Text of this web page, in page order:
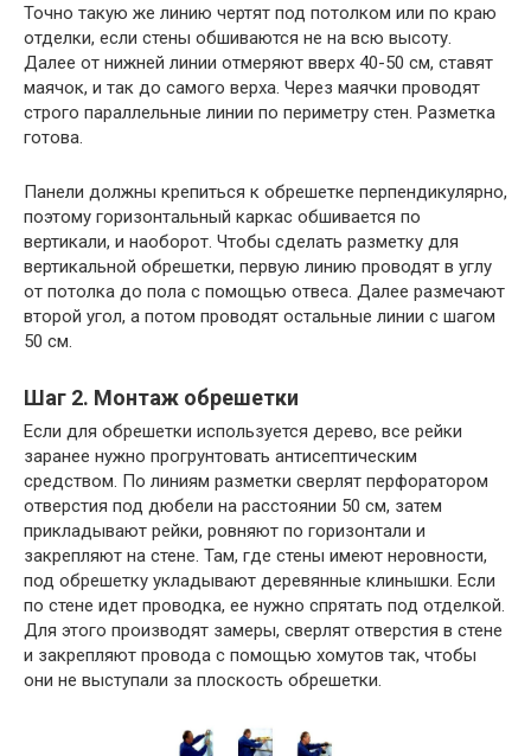
Точно такую же линию чертят под потолком или по краю
отделки, если стены обшиваются не на всю высоту.
Далее от нижней линии отмеряют вверх 40-50 см, ставят
маячок, и так до самого верха. Через маячки проводят
строго параллельные линии по периметру стен. Разметка
готова.
Панели должны крепиться к обрешетке перпендикулярно,
поэтому горизонтальный каркас обшивается по
вертикали, и наоборот. Чтобы сделать разметку для
вертикальной обрешетки, первую линию проводят в углу
от потолка до пола с помощью отвеса. Далее размечают
второй угол, а потом проводят остальные линии с шагом
50 см.
Шаг 2. Монтаж обрешетки
Если для обрешетки используется дерево, все рейки
заранее нужно прогрунтовать антисептическим
средством. По линиям разметки сверлят перфоратором
отверстия под дюбели на расстоянии 50 см, затем
прикладывают рейки, ровняют по горизонтали и
закрепляют на стене. Там, где стены имеют неровности,
под обрешетку укладывают деревянные клинышки. Если
по стене идет проводка, ее нужно спрятать под отделкой.
Для этого производят замеры, сверлят отверстия в стене
и закрепляют провода с помощью хомутов так, чтобы
они не выступали за плоскость обрешетки.